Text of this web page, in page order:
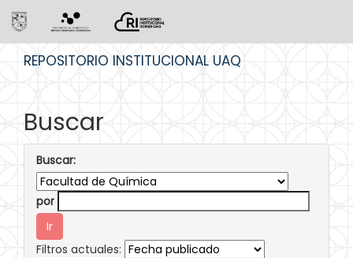
REPOSITORIO INSTITUCIONAL UAQ
Buscar
Buscar:
por
Filtros actuales: